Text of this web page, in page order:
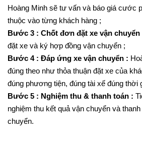
Hoàng Minh sẽ tư vấn và báo giá cước
thuộc vào từng khách hàng ;
Bước 3 : Chốt đơn đặt xe vận chuyển
đặt xe và ký hợp đồng vận chuyển ;
Bước 4 : Đáp ứng xe vận chuyển :
đúng theo như thỏa thuận đặt xe của
đúng phương tiện, đúng tài xế đúng thời
Bước 5 : Nghiệm thu & thanh toán :
nghiệm thu kết quả vận chuyển và
chuyển.